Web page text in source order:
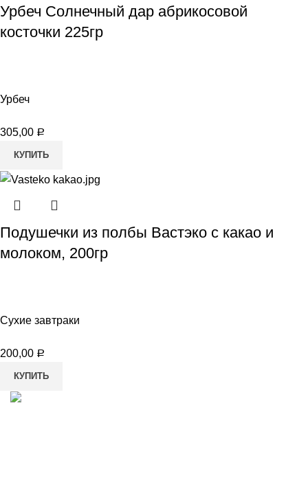
Урбеч Солнечный дар абрикосовой
косточки 225гр
Урбеч
305,00 Р
КУПИТЬ
Подушечки из полбы Вастэко с какао и
молоком, 200гр
Сухие завтраки
200,00 Р
КУПИТЬ